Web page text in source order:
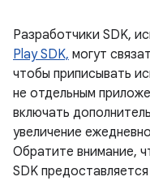
Разработчики SDK,
Play SDK, могут
чтобы приписывать
не отдельным
включать
увеличение
Обратите внимание,
SDK